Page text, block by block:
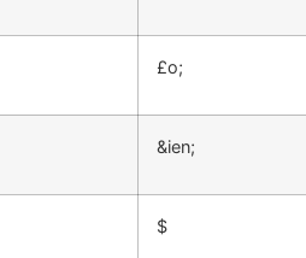
£o;
&ien;
$